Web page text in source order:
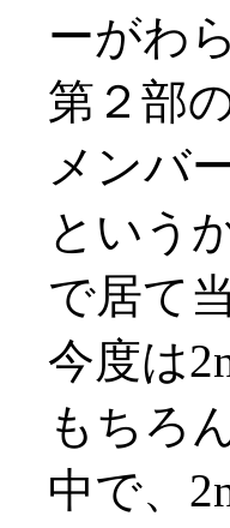
ーがわ
第２部
メンバ
という
で居て
今度は
もちろ
中で、